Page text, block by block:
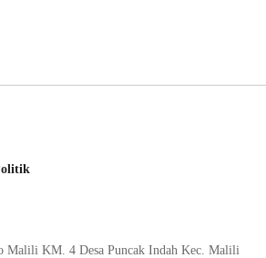
Malili KM. 4 Desa Puncak Indah Kec. Malili